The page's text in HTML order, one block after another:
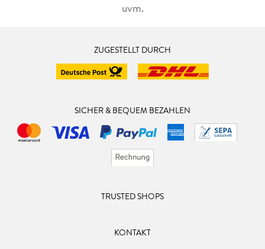
uvm.
ZUGESTELLT DURCH
SICHER & BEQUEM BEZAHLEN
TRUSTED SHOPS
KONTAKT